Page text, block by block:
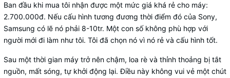
Ban đầu khi mua tôi nhận được một mức giá khá rẻ cho máy:
2.700.000đ. Nếu cấu hình tương đương thời điểm đó của Sony,
Samsung có lẽ nó phải 8-10tr. Một con số không phù hợp với
người mới đi làm như tôi. Tôi đã chọn nó vì nó rẻ và cấu hình tốt.
Sau một thời gian máy trở nên chậm, loa rè và thỉnh thoảng bị tắt
nguồn, mất sóng, tự khởi động lại. Điều này không vui vẻ một chút